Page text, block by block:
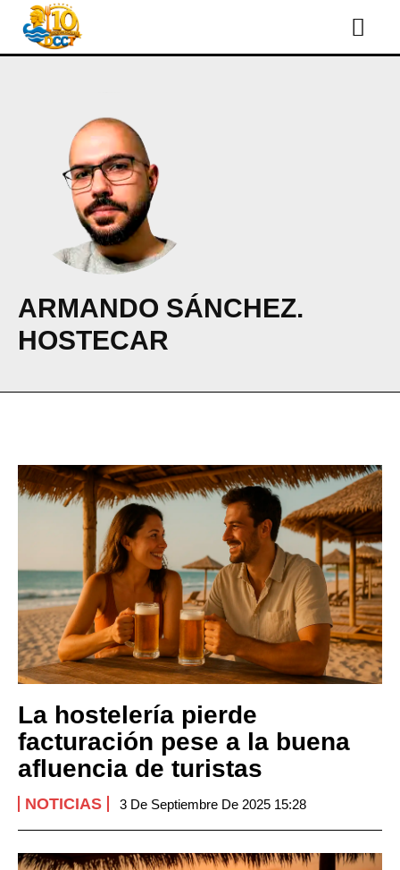
ARMANDO SÁNCHEZ.
HOSTECAR
La hostelería pierde
facturación pese a la buena
afluencia de turistas
NOTICIAS 3 De Septiembre De 2025 15:28